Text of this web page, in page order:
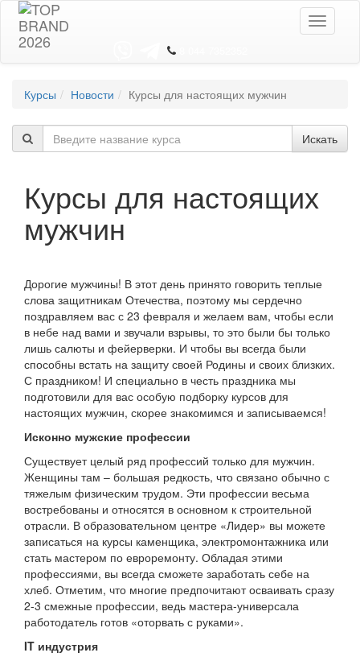
Toggle
Курсы Новости Курсы для настоящих мужчин
Искать
Курсы для настоящих
мужчин
Дорогие мужчины! В этот день принято говорить теплые
слова защитникам Отечества, поэтому мы сердечно
поздравляем вас с 23 февраля и желаем вам, чтобы если
в небе над вами и звучали взрывы, то это были бы только
лишь салюты и фейерверки. И чтобы вы всегда были
способны встать на защиту своей Родины и своих близких.
С праздником! И специально в честь праздника мы
подготовили для вас особую подборку курсов для
настоящих мужчин, скорее знакомимся и записываемся!
Исконно мужские профессии
Существует целый ряд профессий только для мужчин.
Женщины там – большая редкость, что связано обычно с
тяжелым физическим трудом. Эти профессии весьма
востребованы и относятся в основном к строительной
отрасли. В образовательном центре «Лидер» вы можете
записаться на курсы каменщика, электромонтажника или
стать мастером по евроремонту. Обладая этими
профессиями, вы всегда сможете заработать себе на
хлеб. Отметим, что многие предпочитают осваивать сразу
2-3 смежные профессии, ведь мастера-универсала
работодатель готов «оторвать с руками».
IT индустрия